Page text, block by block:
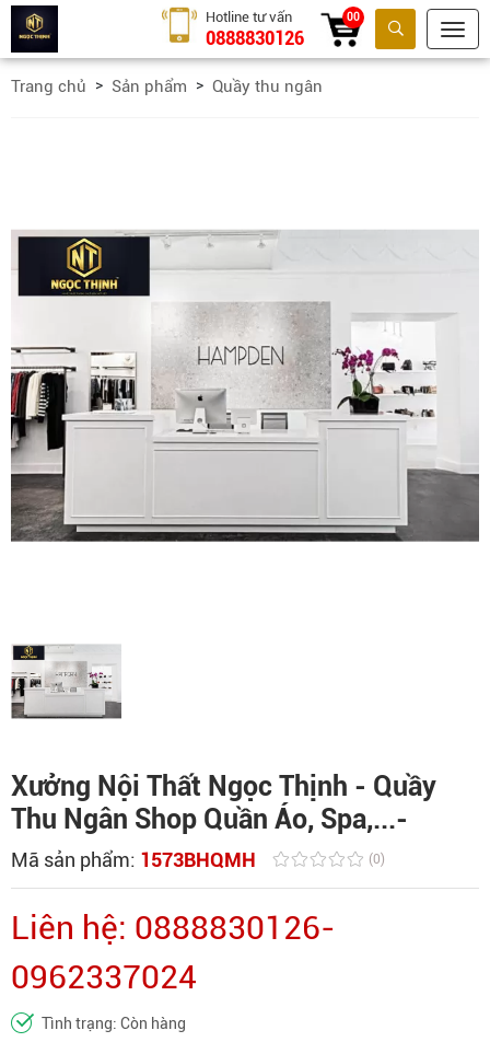
Tìm kiếm
Hotline tư vấn
0888830126
00
Trang chủ Sản phẩm Quầy thu ngân
Xưởng Nội Thất Ngọc Thịnh - Quầy
Thu Ngân Shop Quần Áo, Spa,...-
Mã sản phẩm: 1573BHQMH (0)
Liên hệ: 0888830126-
0962337024
Tình trạng: Còn hàng